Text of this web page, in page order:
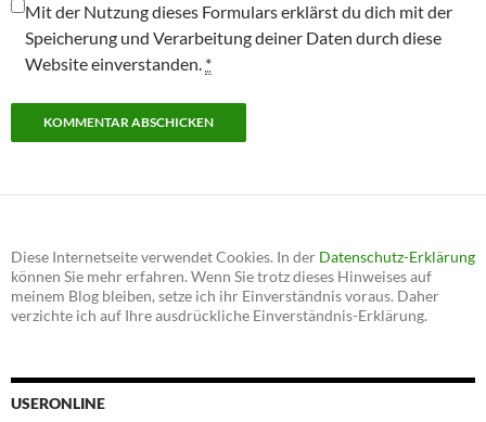
Mit der Nutzung dieses Formulars erklärst du dich mit der
Speicherung und Verarbeitung deiner Daten durch diese
Website einverstanden. *
Diese Internetseite verwendet Cookies. In der Datenschutz-Erklärung
können Sie mehr erfahren. Wenn Sie trotz dieses Hinweises auf
meinem Blog bleiben, setze ich ihr Einverständnis voraus. Daher
verzichte ich auf Ihre ausdrückliche Einverständnis-Erklärung.
USERONLINE